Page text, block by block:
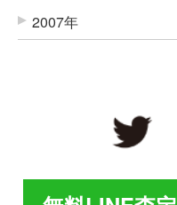
2007年